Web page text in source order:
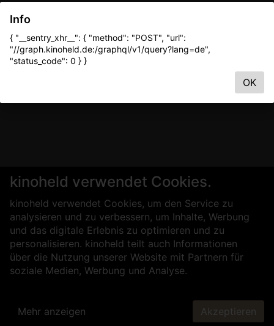
kinoheld verwendet Cookies.
kinoheld verwendet Cookies, um den Service zu
analysieren und zu verbessern, um Inhalte, Werbung
und das digitale Erlebnis zu optimieren und zu
personalisieren. kinoheld teilt auch Informationen
über die Nutzung unserer Website mit Partnern für
soziale Medien, Werbung und Analyse.
Mehr anzeigen Akzeptieren
Info
{ "__sentry_xhr__": { "method": "POST", "url":
"//graph.kinoheld.de:/graphql/v1/query?lang=de",
"status_code": 0 } }
OK